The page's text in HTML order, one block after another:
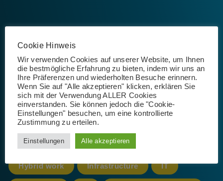
365 AI App Artificial Intelligence
Azure cloud CoPilot
Datenschutz
Datenschutz-Grundverordnung
Hybrid work Infrastructure IT
Cookie Hinweis
Wir verwenden Cookies auf unserer Website, um Ihnen
die bestmögliche Erfahrung zu bieten, indem wir uns an
Ihre Präferenzen und wiederholten Besuche erinnern.
Wenn Sie auf "Alle akzeptieren" klicken, erklären Sie
sich mit der Verwendung ALLER Cookies
einverstanden. Sie können jedoch die "Cookie-
Einstellungen" besuchen, um eine kontrollierte
Zustimmung zu erteilen.
Einstellungen Alle akzeptieren